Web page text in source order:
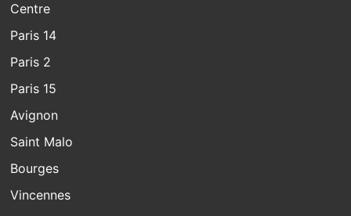
Centre
Paris 14
Paris 2
Paris 15
Avignon
Saint Malo
Bourges
Vincennes